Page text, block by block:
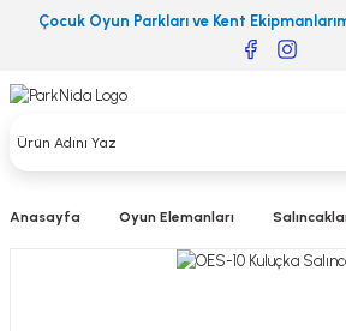
Çocuk Oyun Parkları ve Kent
Anasayfa Oyun Elemanları